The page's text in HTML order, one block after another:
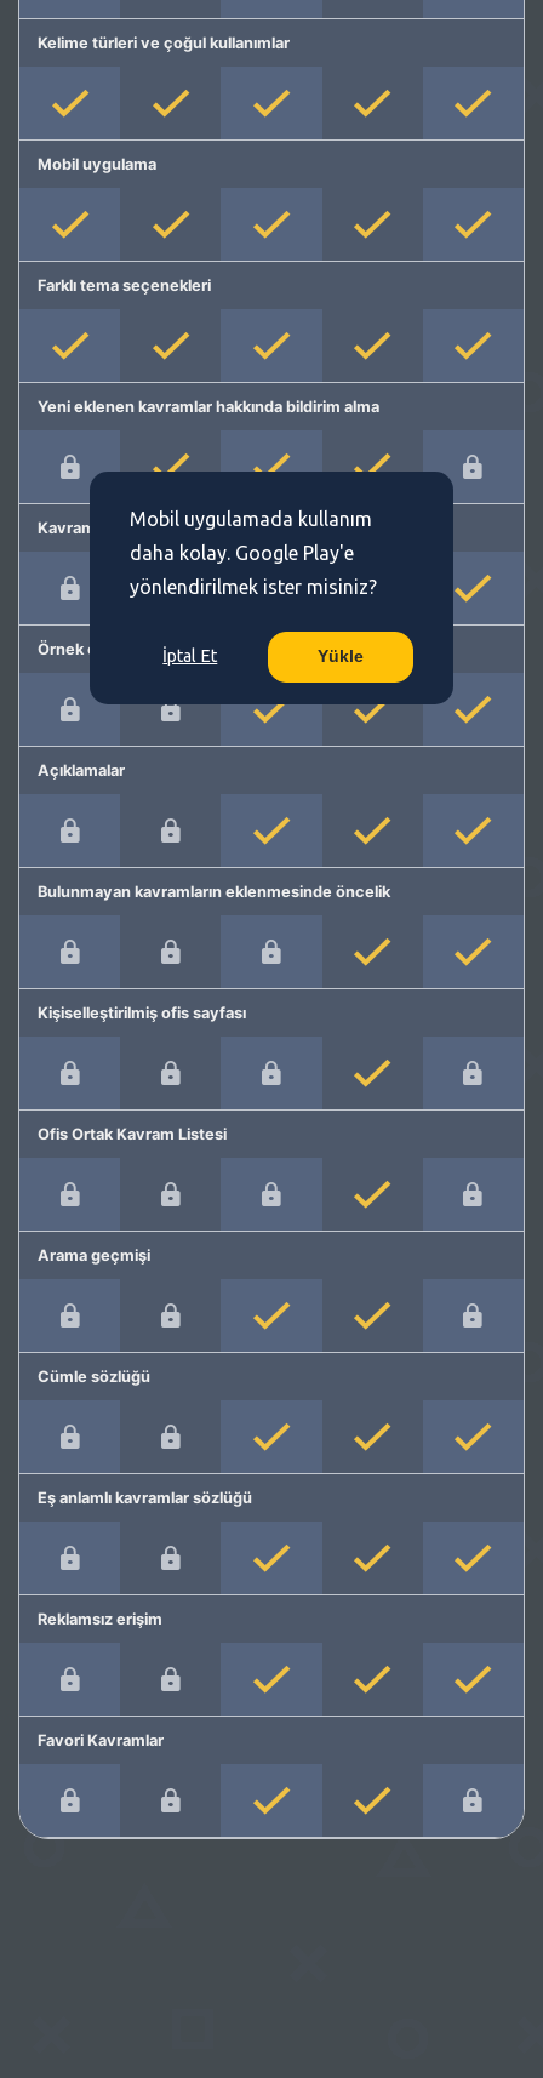
Kelime türleri ve çoğul kullanımlar
Mobil uygulama
Farklı tema seçenekleri
Yeni eklenen kavramlar hakkında bildirim alma
Kavram önerme
Örnek cümleler
Açıklamalar
Bulunmayan kavramların eklenmesinde öncelik
Kişiselleştirilmiş ofis sayfası
Ofis Ortak Kavram Listesi
Arama geçmişi
Cümle sözlüğü
Eş anlamlı kavramlar sözlüğü
Reklamsız erişim
Favori Kavramlar
Mobil uygulamada kullanım
daha kolay. Google Play'e
yönlendirilmek ister misiniz?
İptal Et Yükle